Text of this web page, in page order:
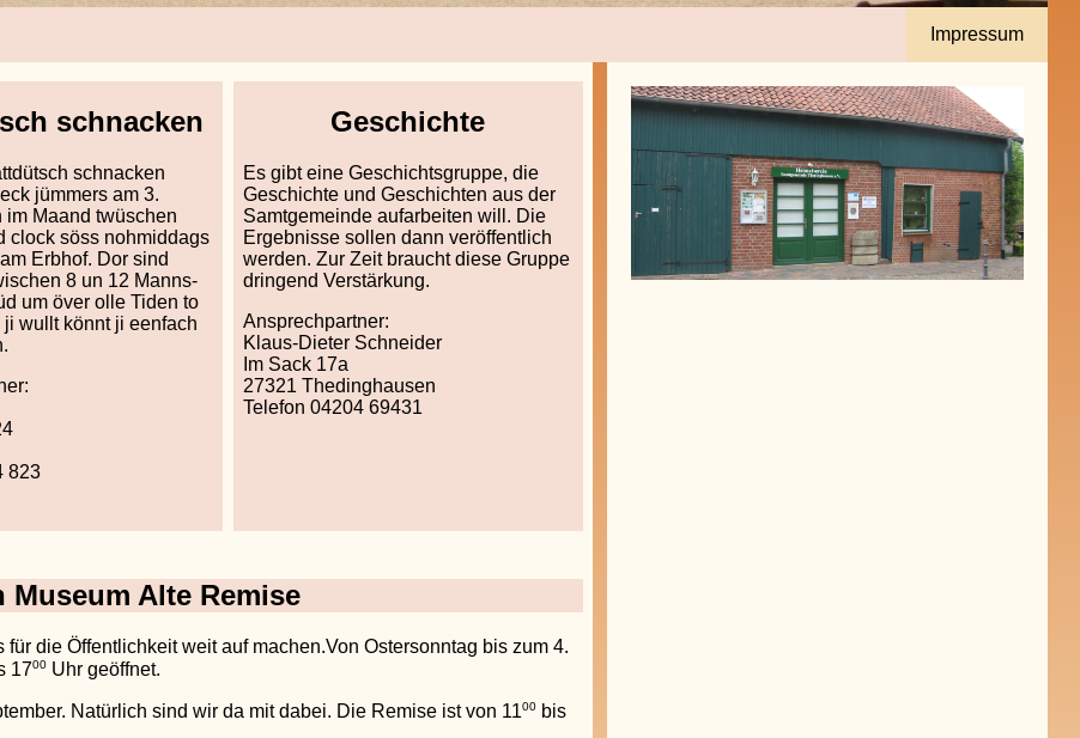
Impressum
schnacken
schnacken
jümmers am 3.
im Maand twüschen
clock söss nohmiddags
Erbhof. Dor sind
8 un 12 Manns-
um över olle Tiden to
ji wullt könnt ji eenfach
823
Geschichte
Es gibt eine Geschichtsgruppe, die
Geschichte und Geschichten aus der
Samtgemeinde aufarbeiten will. Die
Ergebnisse sollen dann veröffentlich
werden. Zur Zeit braucht diese Gruppe
dringend Verstärkung.
Ansprechpartner:
Klaus-Dieter Schneider
Im Sack 17a
27321 Thedinghausen
Telefon 04204 69431
Alte Remise
die Öffentlichkeit weit auf machen.Von Ostersonntag bis zum 4.
1700Uhr geöffnet.
Natürlich sind wir da mit dabei. Die Remise ist von 1100bis